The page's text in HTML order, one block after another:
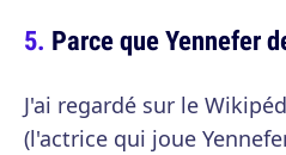
Parce que Yennefer
J'ai regardé sur le
(l'actrice qui joue